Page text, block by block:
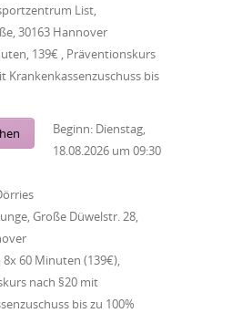
List,
30163 Hannover
139€ , Präventionskurs
Krankenkassenzuschuss bis
Beginn: Dienstag,
18.08.2026 um 09:30
Große Düwelstr. 28,
60 Minuten (139€),
nach §20 mit
bis zu 100%